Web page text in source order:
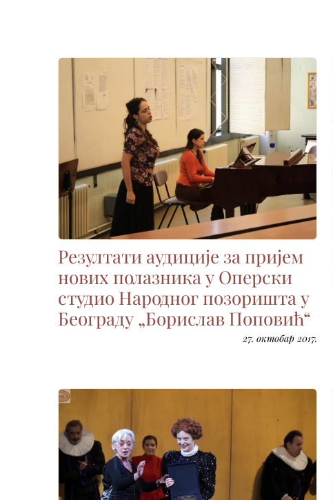
Резултати аудиције за пријем
нових полазника у Оперски
студио Народног позоришта у
Београду „Борислав Поповић“
27. октобар 2017.